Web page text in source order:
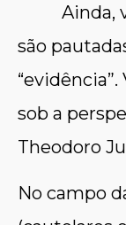
Ainda,
são
sob a
Theodoro
No campo